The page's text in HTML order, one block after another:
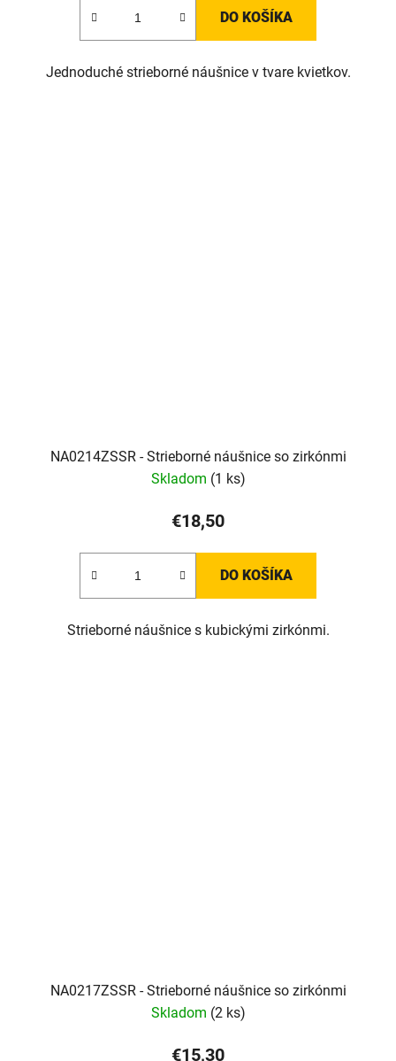
DO KOŠÍKA
Jednoduché strieborné náušnice v tvare kvietkov.
NA0214ZSSR - Strieborné náušnice so zirkónmi
Skladom (1 ks)
€18,50
DO KOŠÍKA
Strieborné náušnice s kubickými zirkónmi.
NA0217ZSSR - Strieborné náušnice so zirkónmi
Skladom (2 ks)
€15,30